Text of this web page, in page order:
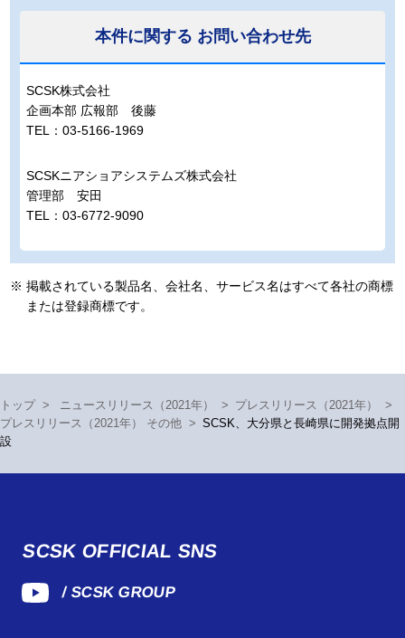
トップ > ニュースリリース（2021年） > プレスリリース（2021年）
>
プレスリリース（2021年） その他 > SCSK、大分県と長崎県に開発拠点開
設
本件に関する お問い合わせ先
SCSK株式会社
企画本部 広報部 後藤
TEL：03-5166-1969
SCSKニアショアシステムズ株式会社
管理部 安田
TEL：03-6772-9090
※ 掲載されている製品名、会社名、サービス名はすべて各社の商標
または登録商標です。
SCSK OFFICIAL SNS
/ SCSK GROUP